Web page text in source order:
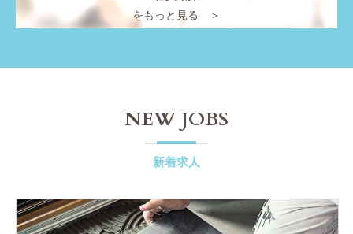
をもっと見る ＞
新着求人
NEW JOBS